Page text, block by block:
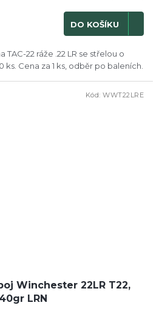
DO KOŠÍKU
22 ráže .22 LR se střelou o
Cena za 1 ks, odběr po baleních.
Winchester 22LR T22,
40gr LRN
Kód: WWT22LRE